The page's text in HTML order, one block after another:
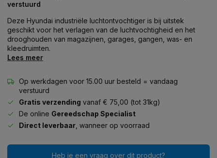
verstuurd
Deze Hyundai industriële luchtontvochtiger is bij uitstek
geschikt voor het verlagen van de luchtvochtigheid en het
drooghouden van magazijnen, garages, gangen, was- en
kleedruimten.
Lees meer
Op werkdagen voor 15.00 uur besteld = vandaag
verstuurd
Gratis verzending vanaf € 75,00 (tot 31kg)
De online Gereedschap Specialist
Direct leverbaar , wanneer op voorraad
Heb je een vraag over dit product?